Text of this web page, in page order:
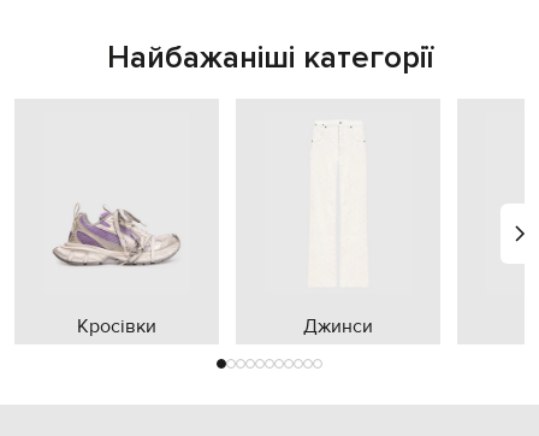
Найбажаніші категорії
Кросівки Джинси